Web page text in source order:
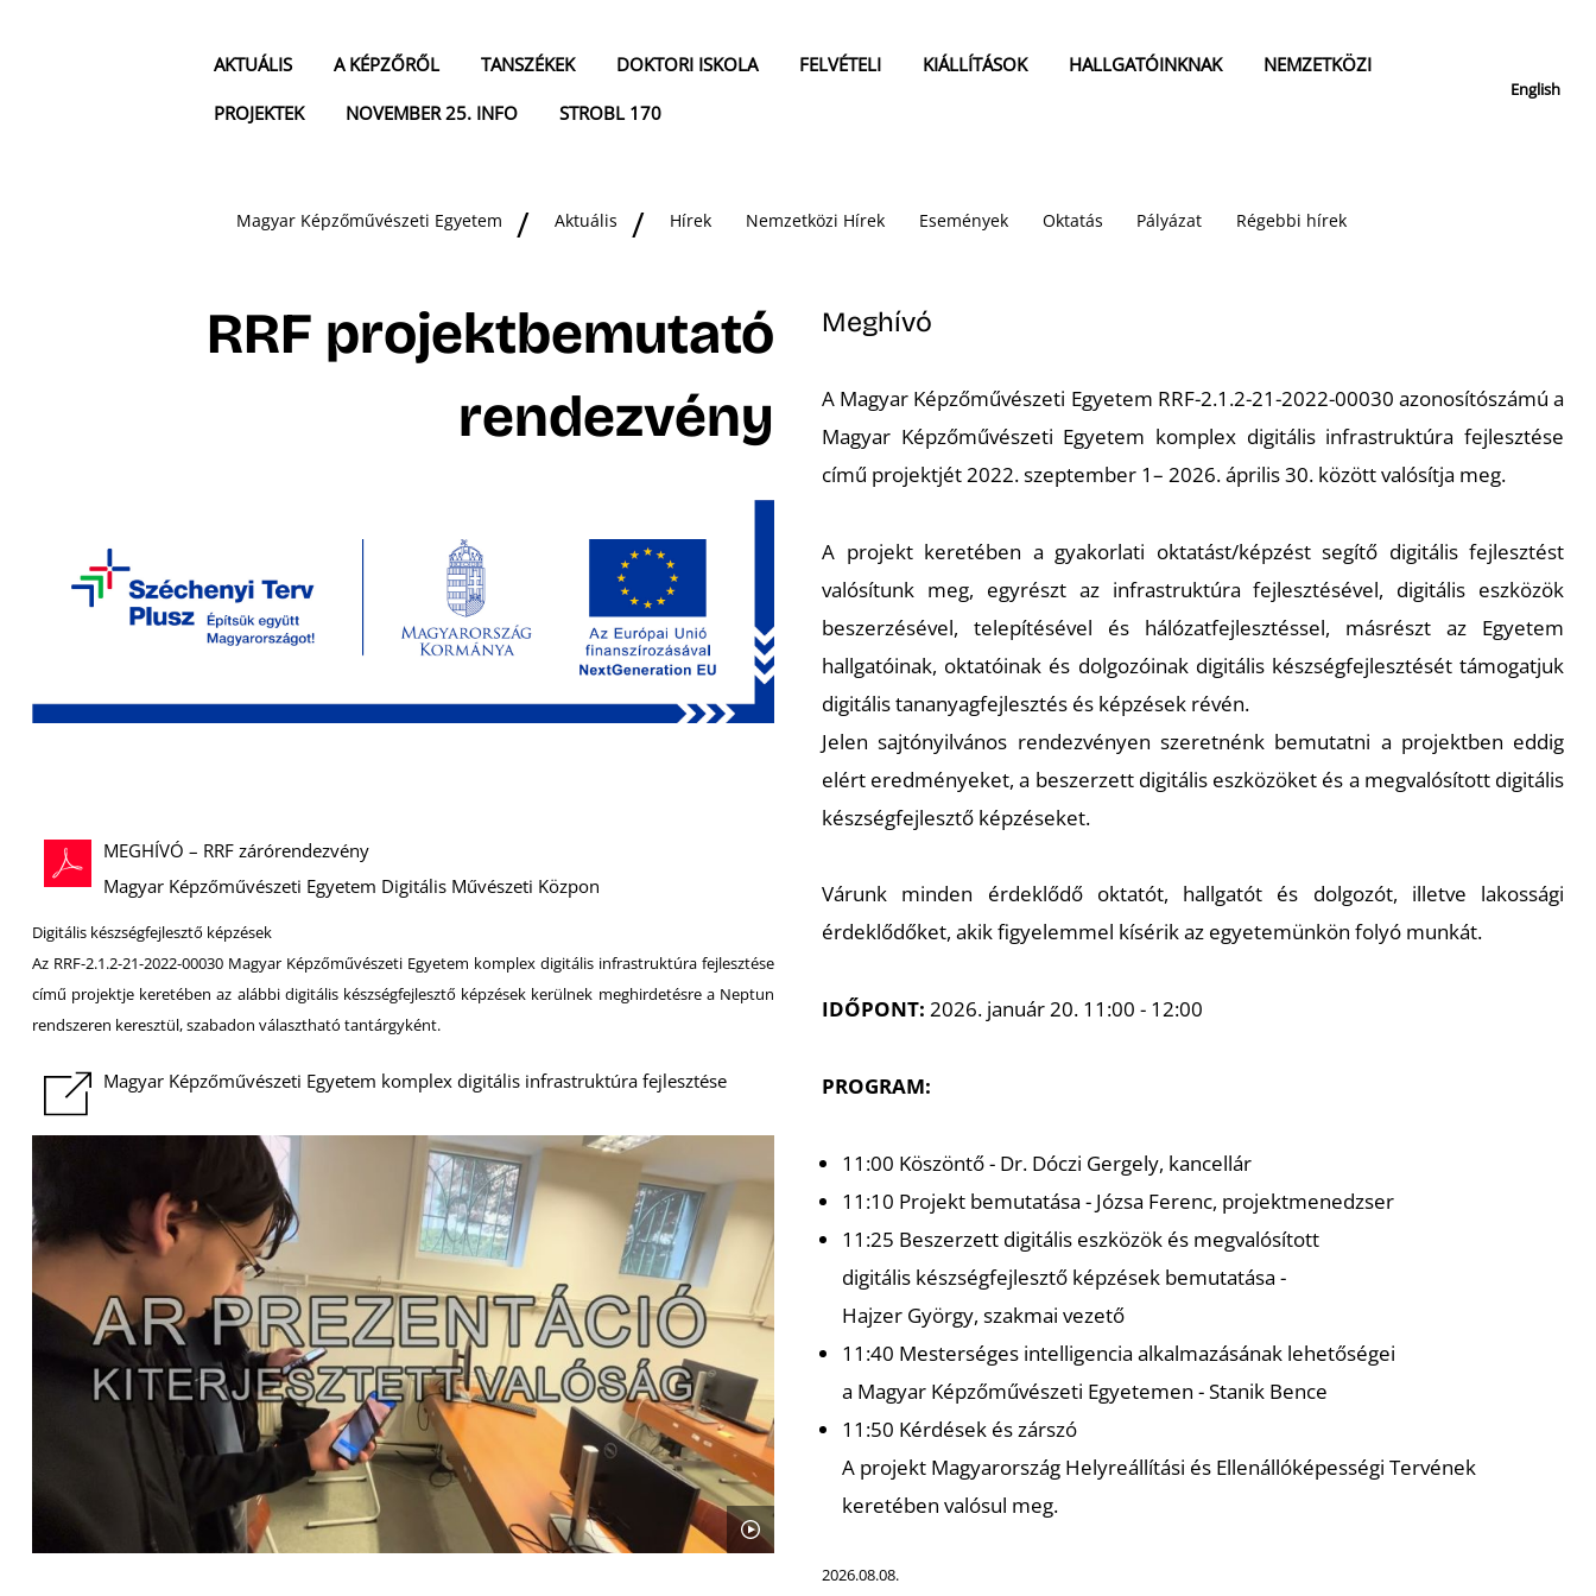
AKTUÁLIS A KÉPZŐRŐL TANSZÉKEK DOKTORI ISKOLA FELVÉTELI KIÁLLÍTÁSOK HALLGATÓINKNAK
NEMZETKÖZI
PROJEKTEK
NOVEMBER 25. INFO STROBL 170
English
Magyar Képzőművészeti Egyetem Aktuális Hírek Nemzetközi Hírek Események Oktatás Pályázat Régebbi hírek
RRF projektbemutató
rendezvény
MEGHÍVÓ – RRF zárórendezvény
Magyar Képzőművészeti Egyetem Digitális Művészeti Közpon
Digitális készségfejlesztő képzések
Az RRF-2.1.2-21-2022-00030 Magyar Képzőművészeti Egyetem komplex digitális infrastruktúra fejlesztése
című projektje keretében az alábbi digitális készségfejlesztő képzések kerülnek meghirdetésre a Neptun
rendszeren keresztül, szabadon választható tantárgyként.
Magyar Képzőművészeti Egyetem komplex digitális infrastruktúra fejlesztése
Meghívó
A Magyar Képzőművészeti Egyetem RRF-2.1.2-21-2022-00030 azonosítószámú a
Magyar Képzőművészeti Egyetem komplex digitális infrastruktúra fejlesztése
című projektjét 2022. szeptember 1– 2026. április 30. között valósítja meg.
A projekt keretében a gyakorlati oktatást/képzést segítő digitális fejlesztést
valósítunk meg, egyrészt az infrastruktúra fejlesztésével, digitális eszközök
beszerzésével, telepítésével és hálózatfejlesztéssel, másrészt az Egyetem
hallgatóinak, oktatóinak és dolgozóinak digitális készségfejlesztését támogatjuk
digitális tananyagfejlesztés és képzések révén.
Jelen sajtónyilvános rendezvényen szeretnénk bemutatni a projektben eddig
elért eredményeket, a beszerzett digitális eszközöket és a megvalósított digitális
készségfejlesztő képzéseket.
Várunk minden érdeklődő oktatót, hallgatót és dolgozót, illetve lakossági
érdeklődőket, akik figyelemmel kísérik az egyetemünkön folyó munkát.
IDŐPONT: 2026. január 20. 11:00 - 12:00
PROGRAM:
11:00 Köszöntő - Dr. Dóczi Gergely, kancellár
11:10 Projekt bemutatása - Józsa Ferenc, projektmenedzser
11:25 Beszerzett digitális eszközök és megvalósított
digitális készségfejlesztő képzések bemutatása -
Hajzer György, szakmai vezető
11:40 Mesterséges intelligencia alkalmazásának lehetőségei
a Magyar Képzőművészeti Egyetemen - Stanik Bence
11:50 Kérdések és zárszó
A projekt Magyarország Helyreállítási és Ellenállóképességi Tervének
keretében valósul meg.
2026.08.08.